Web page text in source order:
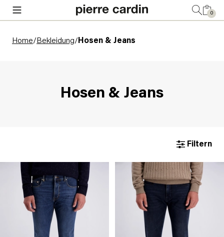
0
Home/ Bekleidung/ Hosen & Jeans
Hosen & Jeans
Filtern